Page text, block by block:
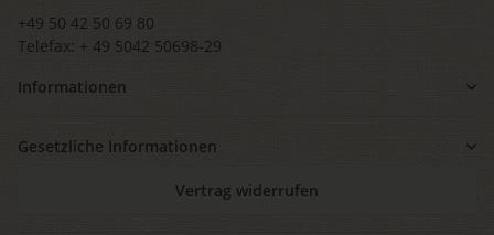
+49 50 42 50 69 80
Telefax: + 49 5042 50698-29
Informationen
Gesetzliche Informationen
Vertrag widerrufen